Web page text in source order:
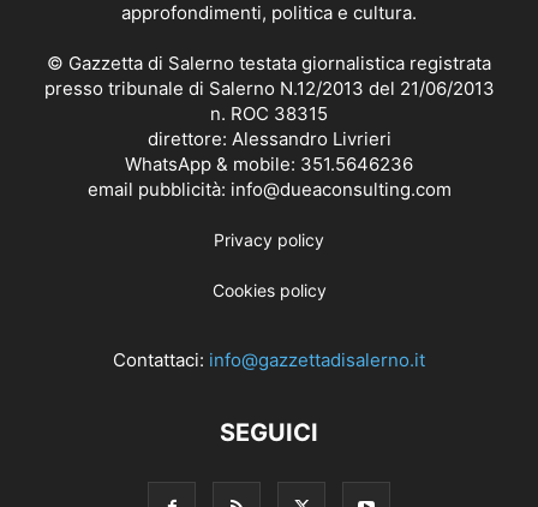
approfondimenti, politica e cultura.
© Gazzetta di Salerno testata giornalistica registrata
presso tribunale di Salerno N.12/2013 del 21/06/2013
n. ROC 38315
direttore: Alessandro Livrieri
WhatsApp & mobile: 351.5646236
email pubblicità: info@dueaconsulting.com
Privacy policy
Cookies policy
Contattaci: info@gazzettadisalerno.it
SEGUICI